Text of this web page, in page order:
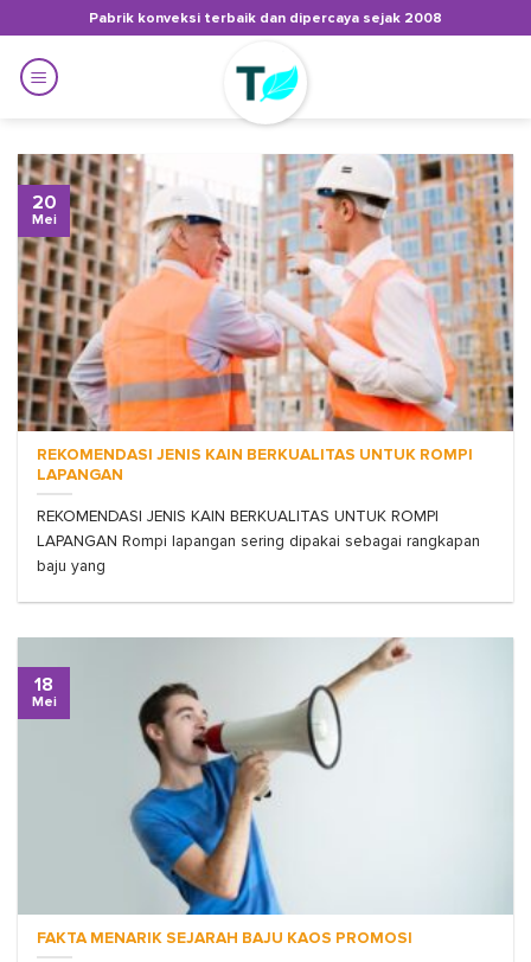
to
content
Pabrik konveksi terbaik dan dipercaya sejak 2008
REKOMENDASI JENIS KAIN BERKUALITAS UNTUK ROMPI
LAPANGAN
REKOMENDASI JENIS KAIN BERKUALITAS UNTUK ROMPI
LAPANGAN Rompi lapangan sering dipakai sebagai rangkapan
baju yang
20
Mei
FAKTA MENARIK SEJARAH BAJU KAOS PROMOSI
18
Mei